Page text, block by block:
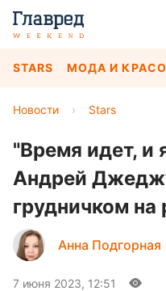
STARS МОДА И
Новости › Stars
"Время идет, и
Андрей
грудничком на
Анна Подгорная
7 июня 2023, 12:51